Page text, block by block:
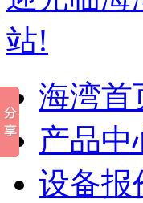
海湾首
产品中
设备报